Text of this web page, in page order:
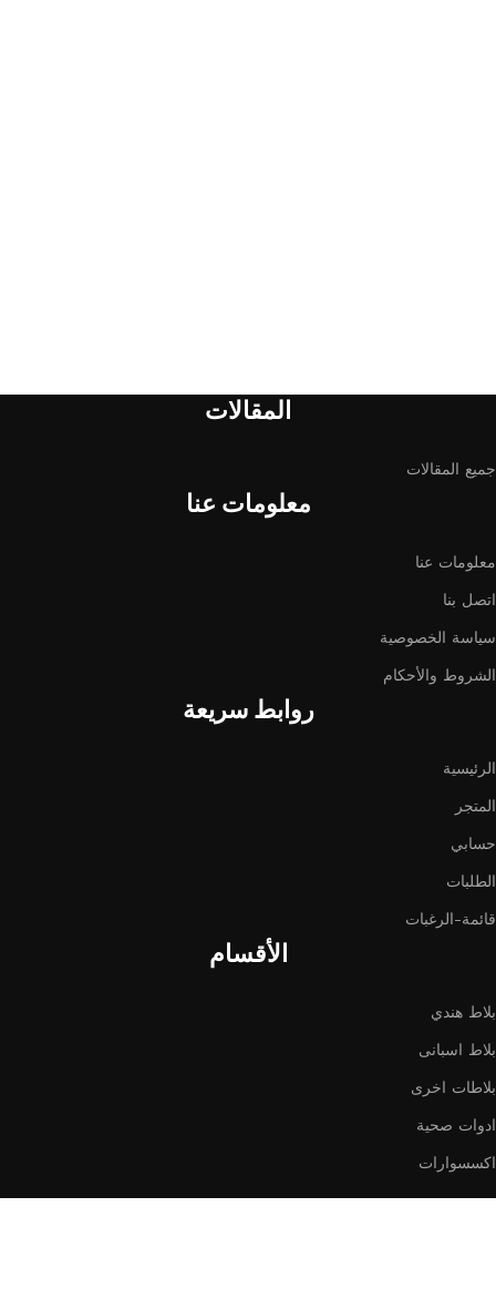
المقالات
جميع المقالات
معلومات عنا
معلومات عنا
اتصل بنا
سياسة الخصوصية
الشروط والأحكام
روابط سريعة
الرئيسية
المتجر
حسابي
الطلبات
قائمة-الرغبات
الأقسام
بلاط هندي
بلاط اسبانى
بلاطات اخرى
ادوات صحية
اكسسوارات